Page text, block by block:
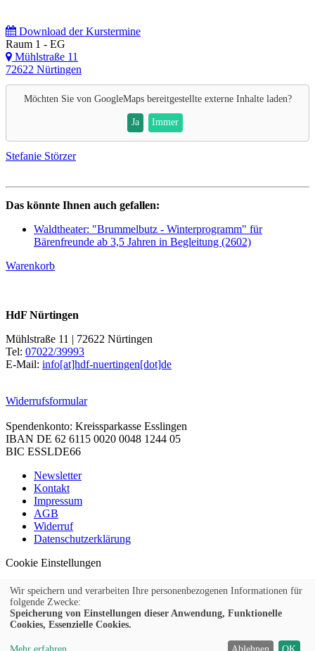
Download der Kurstermine
Raum 1 - EG
Mühlstraße 11
72622 Nürtingen
Möchten Sie von GoogleMapsbereitgestellte externe Inhalte laden?
Ja Immer
Stefanie Störzer
Das könnte Ihnen auch gefallen:
Waldtheater: "Brummelbutz - Winterprogramm" für
Bärenfreunde ab 3,5 Jahren in Begleitung (2602)
Warenkorb
HdF Nürtingen
Mühlstraße 11 | 72622 Nürtingen
Tel: 07022/39993
E-Mail: info[at]hdf-nuertingen[dot]de
Widerrufsformular
Spendenkonto: Kreissparkasse Esslingen
IBAN DE 62 6115 0020 0048 1244 05
BIC ESSLDE66
Newsletter
Kontakt
Impressum
AGB
Widerruf
Datenschutzerklärung
Cookie Einstellungen
© 2026 Kubus Software GmbH
Wir speichern und verarbeiten Ihre personenbezogenen Informationen für
folgende Zwecke:
Speicherung von Einstellungen dieser Anwendung, Funktionelle
Cookies, Essenzielle Cookies.